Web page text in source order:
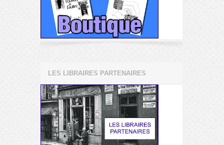
LES LIBRAIRES PARTENAIRES